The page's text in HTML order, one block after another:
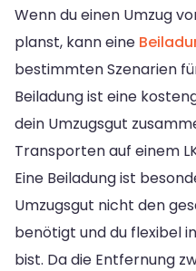
Wenn du einen Umzug
planst, kann eine
bestimmten Szenarien
Beiladung ist eine
dein Umzugsgut
Transporten auf einem
Eine Beiladung ist
Umzugsgut nicht den
benötigt und du flexibel
bist. Da die Entfernung